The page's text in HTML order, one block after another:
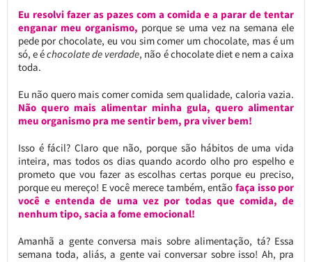
Eu resolvi fazer as pazes com a comida e a parar de tentar
enganar meu organismo, porque se uma vez na semana ele
pede por chocolate, eu vou sim comer um chocolate, mas é um
só, e échocolate de verdade, não é chocolate diet e nem a caixa
toda.
Eu não quero mais comer comida sem qualidade, caloria vazia.
Não quero mais alimentar minha gula, quero alimentar
meu organismo pra me sentir bem, pra viver bem!
Isso é fácil? Claro que não, porque são hábitos de uma vida
inteira, mas todos os dias quando acordo olho pro espelho e
prometo que vou fazer as escolhas certas porque eu preciso,
porque eu mereço! E você merece também, então faça isso por
você e entenda de uma vez por todas que comida, de
nenhum tipo, sacia a fome emocional!
Amanhã a gente conversa mais sobre alimentação, tá? Essa
semana toda, aliás, a gente vai conversar sobre isso! Ah, pra